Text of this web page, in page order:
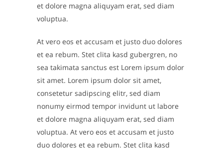
et dolore magna aliquyam erat, sed diam
voluptua.
At vero eos et accusam et justo duo dolores
et ea rebum. Stet clita kasd gubergren, no
sea takimata sanctus est Lorem ipsum dolor
sit amet. Lorem ipsum dolor sit amet,
consetetur sadipscing elitr, sed diam
nonumy eirmod tempor invidunt ut labore
et dolore magna aliquyam erat, sed diam
voluptua. At vero eos et accusam et justo
duo dolores et ea rebum. Stet clita kasd